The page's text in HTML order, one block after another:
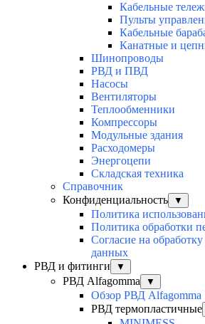
Кабельные
Пульты
Кабельные
Канатные и
Шинопроводы
РВД и ПВД
Насосы
Вентиляторы
Теплообменники
Компрессоры
Модульные здания
Расходомеры
Энергоцепи
Складская техника
Справочник
Конфиденциальность
▼
Политика
Политика обработки
Согласие на
данных
РВД и фитинги
▼
РВД Alfagomma ▼
Обзор РВД Alfagomma
РВД термопластичные